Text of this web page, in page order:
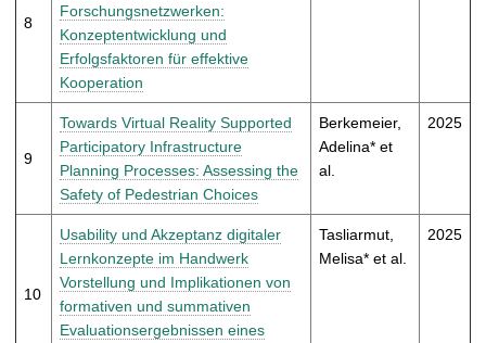
8
Forschungsnetzwerken:
Konzeptentwicklung und
Erfolgsfaktoren für effektive
Kooperation
9
Towards Virtual Reality Supported
Participatory Infrastructure
Planning Processes: Assessing the
Safety of Pedestrian Choices
Berkemeier,
Adelina* et
al.
2025
10
Usability und Akzeptanz digitaler
Lernkonzepte im Handwerk
Vorstellung und Implikationen von
formativen und summativen
Evaluationsergebnissen eines
Tasliarmut,
Melisa* et al.
2025